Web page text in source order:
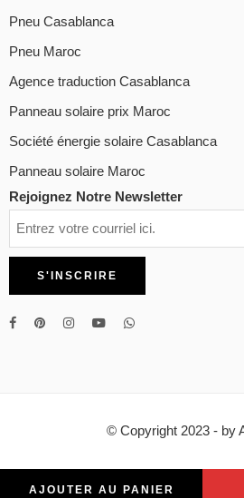
Pneu Casablanca
Pneu Maroc
Agence traduction Casablanca
Panneau solaire prix Maroc
Société énergie solaire Casablanca
Panneau solaire Maroc
Rejoignez Notre Newsletter
© Copyright 2023 - by
AJOUTER AU PANIER